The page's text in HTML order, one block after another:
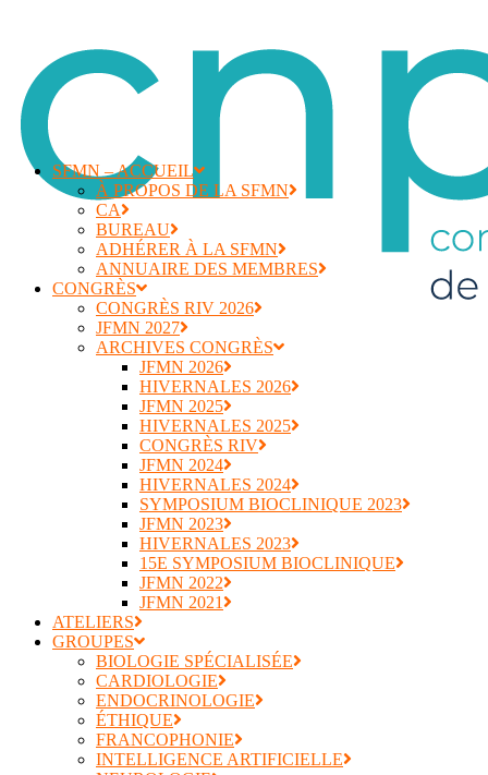
SFMN – ACCUEIL
À PROPOS DE LA SFMN
CA
BUREAU
ADHÉRER À LA SFMN
ANNUAIRE DES MEMBRES
CONGRÈS
CONGRÈS RIV 2026
JFMN 2027
ARCHIVES CONGRÈS
JFMN 2026
HIVERNALES 2026
JFMN 2025
HIVERNALES 2025
CONGRÈS RIV
JFMN 2024
HIVERNALES 2024
SYMPOSIUM BIOCLINIQUE 2023
JFMN 2023
HIVERNALES 2023
15E SYMPOSIUM BIOCLINIQUE
JFMN 2022
JFMN 2021
ATELIERS
GROUPES
BIOLOGIE SPÉCIALISÉE
CARDIOLOGIE
ENDOCRINOLOGIE
ÉTHIQUE
FRANCOPHONIE
INTELLIGENCE ARTIFICIELLE